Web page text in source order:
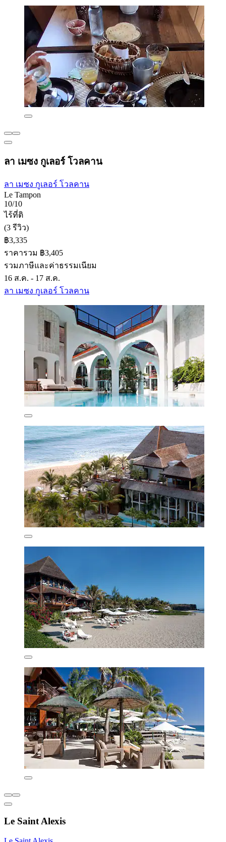
ลา เมซง กูเลอร์ โวลคาน
ลา เมซง กูเลอร์ โวลคาน
Le Tampon
10/10
ไร้ที่ติ
(3 รีวิว)
฿3,335
ราคารวม ฿3,405
รวมภาษีและค่าธรรมเนียม
16 ส.ค. - 17 ส.ค.
ลา เมซง กูเลอร์ โวลคาน
Le Saint Alexis